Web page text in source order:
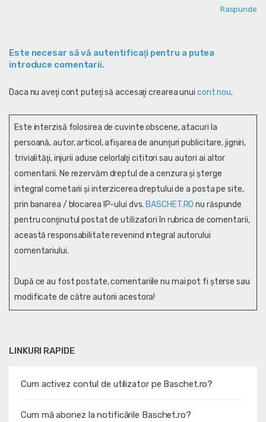
LINKURI RAPIDE
Cum activez contul de utilizator pe Baschet.ro?
Cum mă abonez la notificările Baschet.ro?
Raspunde
Este necesar să vă autentificaţi pentru a putea
introduce comentarii.
Daca nu aveţi cont puteţi să accesaţi crearea unui cont nou.
Este interzisă folosirea de cuvinte obscene, atacuri la
persoană, autor, articol, afişarea de anunţuri publicitare, jigniri,
trivialităţi, injurii aduse celorlalţi cititori sau autori ai altor
comentarii. Ne rezervăm dreptul de a cenzura și şterge
integral cometarii și interzicerea dreptului de a posta pe site,
prin banarea / blocarea IP-ului dvs. BASCHET.RO nu răspunde
pentru conţinutul postat de utilizatori în rubrica de comentarii,
această responsabilitate revenind integral autorului
comentariului.
După ce au fost postate, comentariile nu mai pot fi șterse sau
modificate de către autorii acestora!